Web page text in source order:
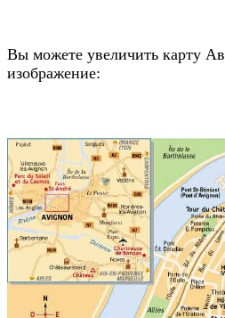
Вы можете увеличить карту
изображение: